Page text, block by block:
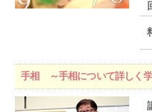
手相 ～手相について詳しく